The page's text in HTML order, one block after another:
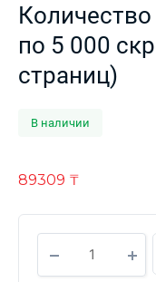
по 5 000
страниц)
В наличии
89309 ₸